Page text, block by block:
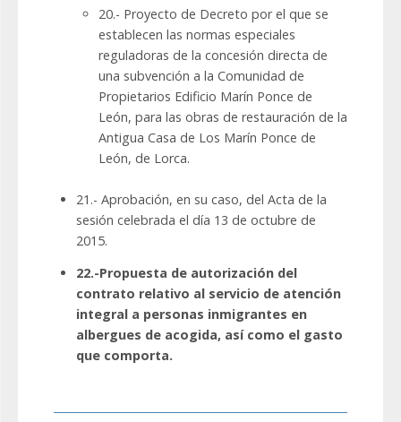
20.- Proyecto de Decreto por el que se
establecen las normas especiales
reguladoras de la concesión directa de
una subvención a la Comunidad de
Propietarios Edificio Marín Ponce de
León, para las obras de restauración de la
Antigua Casa de Los Marín Ponce de
León, de Lorca.
21.- Aprobación, en su caso, del Acta de la
sesión celebrada el día 13 de octubre de
2015.
22.-Propuesta de autorización del
contrato relativo al servicio de atención
integral a personas inmigrantes en
albergues de acogida, así como el gasto
que comporta.